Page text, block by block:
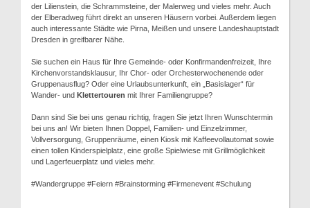
der Lilienstein, die Schrammsteine, der Malerweg und vieles mehr. Auch
der Elberadweg führt direkt an unseren Häusern vorbei. Außerdem liegen
auch interessante Städte wie Pirna, Meißen und unsere Landeshauptstadt
Dresden in greifbarer Nähe.
Sie suchen ein Haus für Ihre Gemeinde- oder Konfirmandenfreizeit, Ihre
Kirchenvorstandsklausur, Ihr Chor- oder Orchesterwochenende oder
Gruppenausflug? Oder eine Urlaubsunterkunft, ein „Basislager“ für
Wander- und Klettertouren mit Ihrer Familiengruppe?
Dann sind Sie bei uns genau richtig, fragen Sie jetzt Ihren Wunschtermin
bei uns an! Wir bieten Ihnen Doppel, Familien- und Einzelzimmer,
Vollversorgung, Gruppenräume, einen Kiosk mit Kaffeevollautomat sowie
einen tollen Kinderspielplatz, eine große Spielwiese mit Grillmöglichkeit
und Lagerfeuerplatz und vieles mehr.
#Wandergruppe #Feiern #Brainstorming #Firmenevent #Schulung